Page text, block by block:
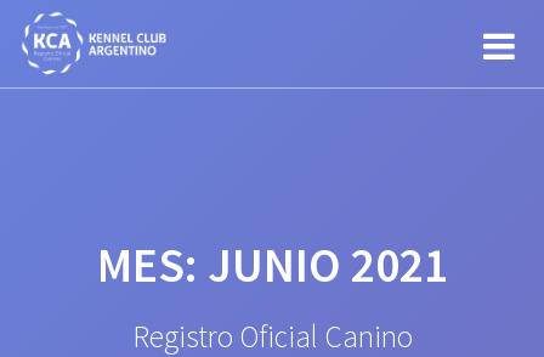
MES: JUNIO 2021
Registro Oficial Canino